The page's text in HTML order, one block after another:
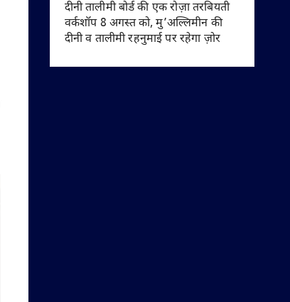
दीनी तालीमी बोर्ड की एक रोज़ा तरबियती
वर्कशॉप 8 अगस्त को, मु’अल्लिमीन की
दीनी व तालीमी रहनुमाई पर रहेगा ज़ोर